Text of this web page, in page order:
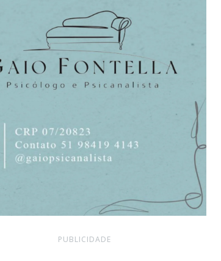
PUBLICIDADE